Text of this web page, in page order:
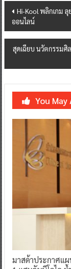
Post
navigation
Hi-Kool พลิกเกม
ออนไลน์
สุดเฉียบ นวัตกรรมศิ
You May
มาสด้าประกาศแ